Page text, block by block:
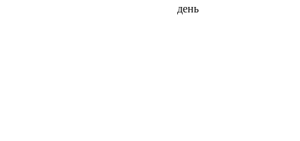
день